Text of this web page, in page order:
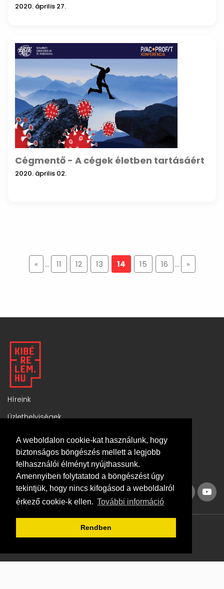
A weboldalon cookie-kat használunk, hogy
biztonságos böngészés mellett a legjobb
felhasználói élményt nyújthassunk.
Amennyiben folytatatod a böngészést úgy
tekintjük, hogy nincs kifogásod a weboldalról
érkező cookie-k ellen. További információ
Rendben
2020. április 27.
Cégmentő - A cégek életben tartásáért
2020. április 02.
« ... 11 12 13 14 15 16 ... »
Híreink
Üzlethelyiségek
Általános szerződési feltételek
Adatvédelmi tájékoztató
© 2026 Minden jog fenntartva.